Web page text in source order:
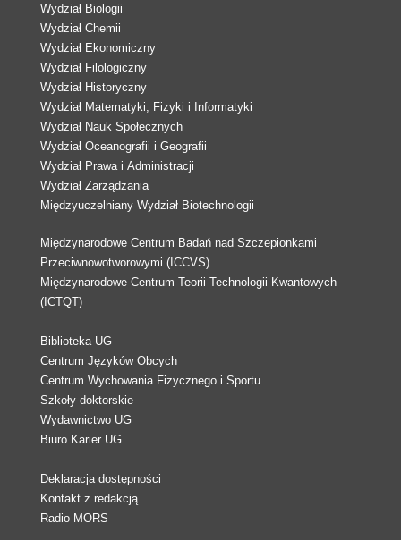
Wydział Biologii
Wydział Chemii
Wydział Ekonomiczny
Wydział Filologiczny
Wydział Historyczny
Wydział Matematyki, Fizyki i Informatyki
Wydział Nauk Społecznych
Wydział Oceanografii i Geografii
Wydział Prawa i Administracji
Wydział Zarządzania
Międzyuczelniany Wydział Biotechnologii
Międzynarodowe Centrum Badań nad Szczepionkami
Przeciwnowotworowymi (ICCVS)
Międzynarodowe Centrum Teorii Technologii Kwantowych
(ICTQT)
Biblioteka UG
Centrum Języków Obcych
Centrum Wychowania Fizycznego i Sportu
Szkoły doktorskie
Wydawnictwo UG
Biuro Karier UG
Deklaracja dostępności
Kontakt z redakcją
Radio MORS